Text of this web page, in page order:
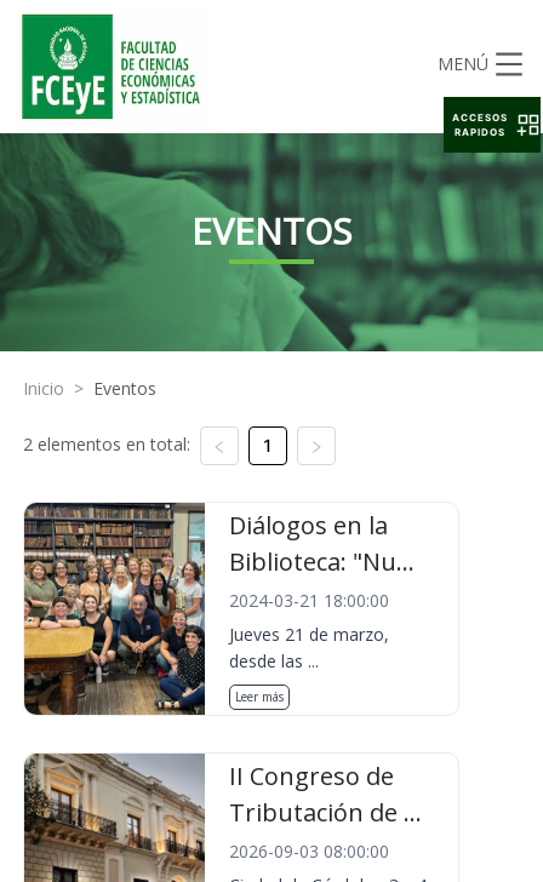
MENÚ
EVENTOS
Inicio > Eventos
2 elementos en total: 1
Diálogos en la
Biblioteca: "Nu...
2024-03-21 18:00:00
Jueves 21 de marzo,
desde las ...
Leer más
II Congreso de
Tributación de ...
2026-09-03 08:00:00
ACCESOS
RAPIDOS